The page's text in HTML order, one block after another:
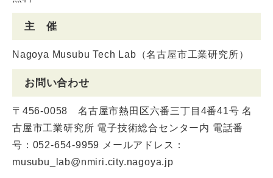
主 催
Nagoya Musubu Tech Lab（名古屋市工業研究所）
お問い合わせ
〒456-0058 名古屋市熱田区六番三丁目4番41号 名
古屋市工業研究所 電子技術総合センター内 電話番
号：052-654-9959 メールアドレス：
musubu_lab@nmiri.city.nagoya.jp